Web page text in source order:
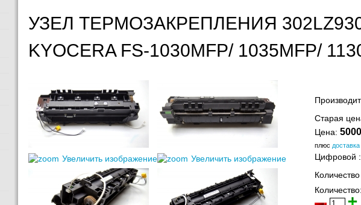
УЗЕЛ ТЕРМОЗАКРЕПЛЕНИЯ
KYOCERA FS-1030MFP/ 1035MFP/
Увеличить изображение Увеличить изображение
Старая
Цена:
плюс доставка
Цифровой :
Количество: